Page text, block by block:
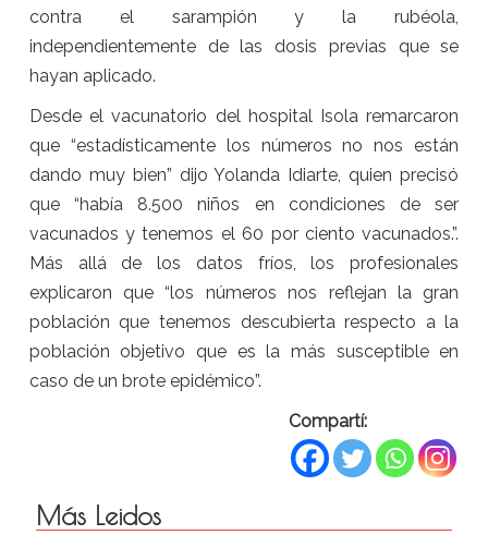
contra el sarampión y la rubéola,
independientemente de las dosis previas que se
hayan aplicado.
Desde el vacunatorio del hospital Isola remarcaron
que “estadísticamente los números no nos están
dando muy bien” dijo Yolanda Idiarte, quien precisó
que “había 8.500 niños en condiciones de ser
vacunados y tenemos el 60 por ciento vacunados.”.
Más allá de los datos fríos, los profesionales
explicaron que “los números nos reflejan la gran
población que tenemos descubierta respecto a la
población objetivo que es la más susceptible en
caso de un brote epidémico”.
Compartí:
Más Leidos